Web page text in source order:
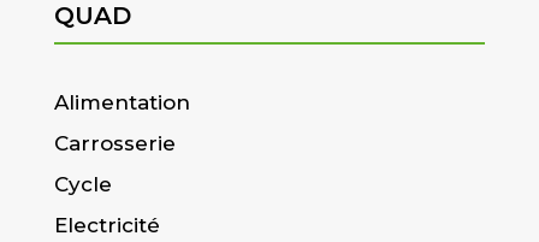
QUAD
Alimentation
Carrosserie
Cycle
Electricité